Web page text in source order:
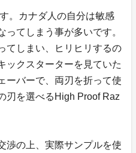
。カナダ人の自分は敏感
ってしまう事が多いです。
てしまい、ヒリヒリするの
ックスターターを見ていた
ーバーで、両刃を折って使
刃を選べるHigh Proof Raz
渉の上、実際サンプルを使